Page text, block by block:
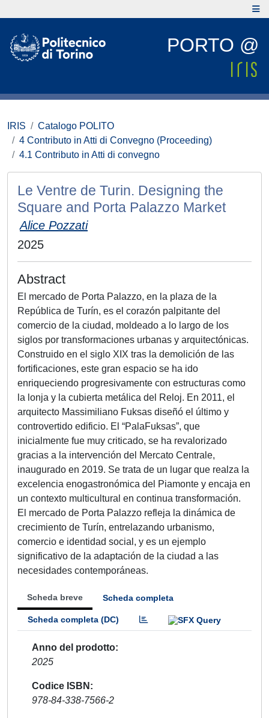
PORTO @
IRIS
Catalogo POLITO
4 Contributo in Atti di Convegno (Proceeding)
4.1 Contributo in Atti di convegno
Le Ventre de Turin. Designing the
Square and Porta Palazzo Market
Alice Pozzati
2025
Abstract
El mercado de Porta Palazzo, en la plaza de la
República de Turín, es el corazón palpitante del
comercio de la ciudad, moldeado a lo largo de los
siglos por transformaciones urbanas y arquitectónicas.
Construido en el siglo XIX tras la demolición de las
fortificaciones, este gran espacio se ha ido
enriqueciendo progresivamente con estructuras como
la lonja y la cubierta metálica del Reloj. En 2011, el
arquitecto Massimiliano Fuksas diseñó el último y
controvertido edificio. El “PalaFuksas”, que
inicialmente fue muy criticado, se ha revalorizado
gracias a la intervención del Mercato Centrale,
inaugurado en 2019. Se trata de un lugar que realza la
excelencia enogastronómica del Piamonte y encaja en
un contexto multicultural en continua transformación.
El mercado de Porta Palazzo refleja la dinámica de
crecimiento de Turín, entrelazando urbanismo,
comercio e identidad social, y es un ejemplo
significativo de la adaptación de la ciudad a las
necesidades contemporáneas.
Scheda breve Scheda completa
Scheda completa (DC)
Anno del prodotto
2025
Codice ISBN
978-84-338-7566-2